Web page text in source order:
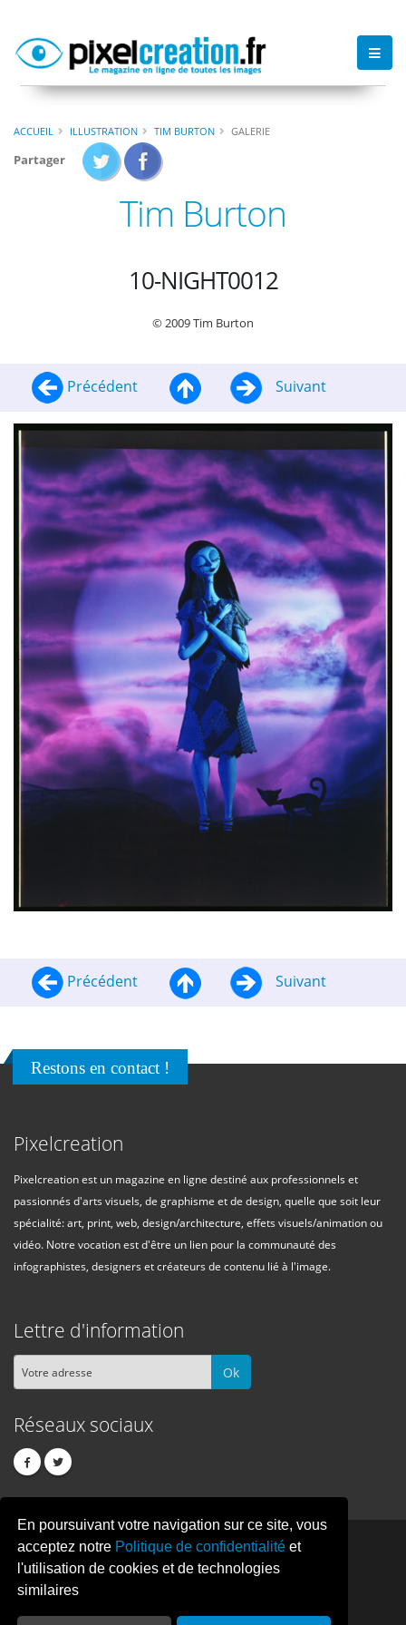
En poursuivant votre navigation sur ce site, vous
acceptez notre Politique de confidentialité et
l'utilisation de cookies et de technologies
similaires
ACCUEIL ILLUSTRATION TIM BURTON GALERIE
Partager
Tim Burton
10-NIGHT0012
© 2009 Tim Burton
Précédent Suivant
Précédent Suivant
Restons en contact !
Pixelcreation
Pixelcreation est un magazine en ligne destiné aux professionnels et
passionnés d'arts visuels, de graphisme et de design, quelle que soit leur
spécialité: art, print, web, design/architecture, effets visuels/animation ou
vidéo. Notre vocation est d'être un lien pour la communauté des
infographistes, designers et créateurs de contenu lié à l'image.
Lettre d'information
Ok
Réseaux sociaux
PIXELCREATION